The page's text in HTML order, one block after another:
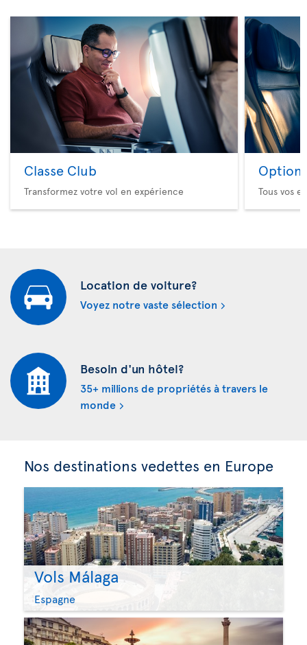
Classe Club
Transformez votre vol en expérience
Option
Tous vos
Location de voiture?
Voyez notre vaste sélection
Besoin d'un hôtel?
35+ millions de propriétés à travers le
monde
Nos destinations vedettes en Europe
Vols Málaga
Espagne